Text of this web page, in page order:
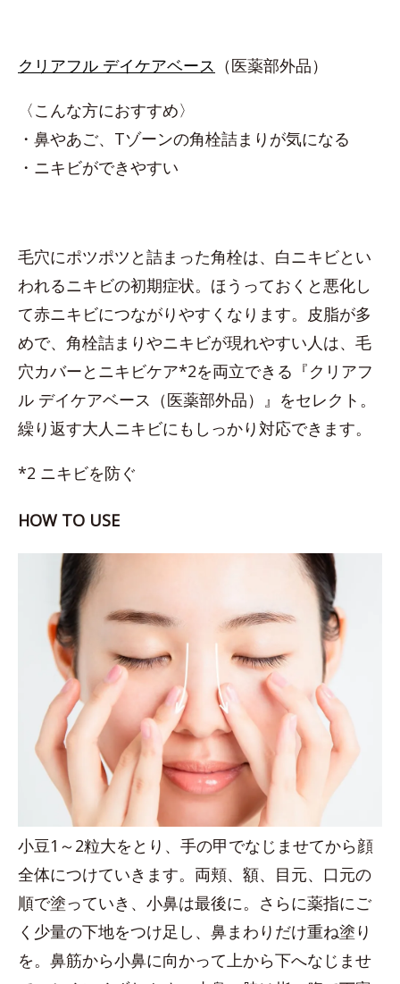
クリアフル デイケアベース （医薬部外品）
〈こんな方におすすめ〉
・鼻やあご、Tゾーンの角栓詰まりが気になる
・ニキビができやすい
毛穴にポツポツと詰まった角栓は、白ニキビとい
われるニキビの初期症状。ほうっておくと悪化し
て赤ニキビにつながりやすくなります。皮脂が多
めで、角栓詰まりやニキビが現れやすい人は、毛
穴カバーとニキビケア*2を両立できる『クリアフ
ル デイケアベース（医薬部外品）』をセレクト。
繰り返す大人ニキビにもしっかり対応できます。
*2 ニキビを防ぐ
HOW TO USE
小豆1～2粒大をとり、手の甲でなじませてから顔
全体につけていきます。両頬、額、目元、口元の
順で塗っていき、小鼻は最後に。さらに薬指にご
く少量の下地をつけ足し、鼻まわりだけ重ね塗り
を。鼻筋から小鼻に向かって上から下へなじませ